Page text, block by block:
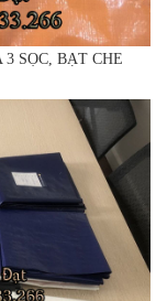
SỌC, BẠT CHE